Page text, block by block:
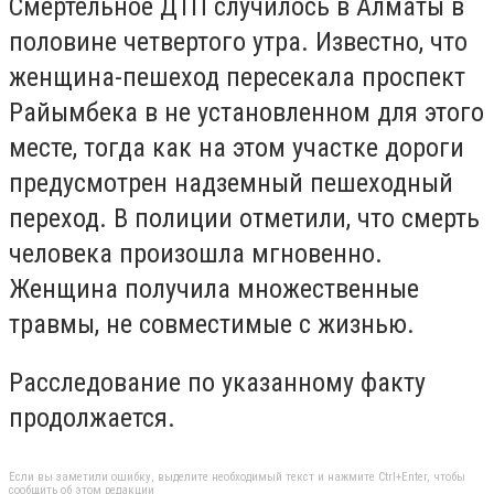
половине четвертого утра. Известно, что
женщина-пешеход пересекала проспект
Райымбека в не установленном для этого
месте, тогда как на этом участке дороги
предусмотрен надземный пешеходный
переход. В полиции отметили, что смерть
человека произошла мгновенно.
Женщина получила множественные
травмы, не совместимые с жизнью.
Расследование по указанному факту
продолжается.
Если вы заметили ошибку, выделите необходимый текст и нажмите Ctrl+Enter, чтобы
сообщить об этом редакции